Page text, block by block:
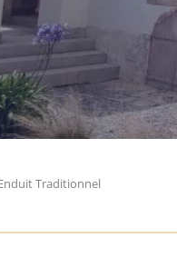
Traditionnel